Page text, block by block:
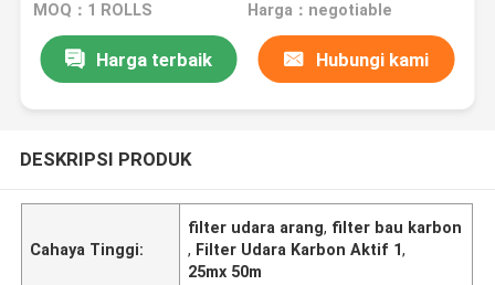
MOQ：1 ROLLS Harga：negotiable
Harga terbaik Hubungi kami
DESKRIPSI PRODUK
Cahaya Tinggi:
filter udara arang, filter bau karbon
, Filter Udara Karbon Aktif 1,
25mx 50m